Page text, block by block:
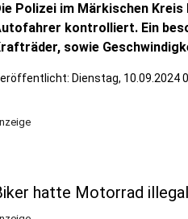
Polizei im Märkischen
kontrolliert. Ein
sowie
Dienstag, 10.09.2024
hatte Motorrad